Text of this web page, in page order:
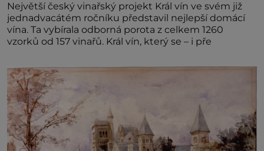
Největší český vinařský projekt Král vín ve svém již
jednadvacátém ročníku představil nejlepší domácí
vína. Ta vybírala odborná porota z celkem 1260
vzorků od 157 vinařů. Král vín, který se – i pře